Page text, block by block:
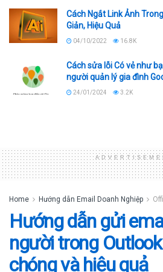
Cách Ngắt Link Ảnh
Giản, Hiệu Quả
04/10/2022 16.8K
Cách sửa lỗi Có vẻ như
người quản lý gia đình
24/01/2024 3.2K
Home Hướng dẫn Email Doanh Nghiệp
Hướng dẫn gửi
người trong
chóng và hiệu quả